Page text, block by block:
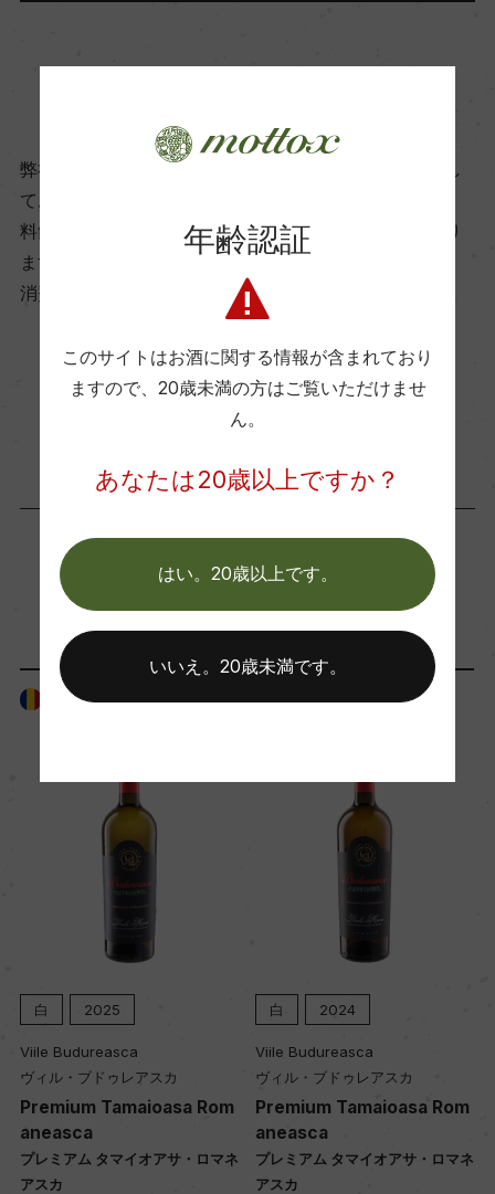
ビオ情報・認証機関
ー
海外ワイン専門誌評価歴
Wine Advocate 獲得点
ー
Wine Spectator 得点
醗酵・熟成
醗酵：オーク樽
熟成：オーク樽熟成6カ月(225L、5000L、フレン
チオーク、アメリカンオーク、新樽比率20%)
年間生産量
弊社は、酒類販売業免許をお持ちの販売店様とお取引し
ております。
料飲店様には帳合酒販店様を通して商品を提供しており
ます。
消費者様には酒販店様の紹介をしております
お取り寄せ可能店一覧はこちら
ルーマニア
白 2025
Viile Budureasca
ヴィル・ブドゥレアスカ
Premium Tamaioasa Rom
aneasca
プレミアム タマイオアサ・ロマネ
アスカ
ルーマニア
白 2024
Viile Budureasca
ヴィル・ブドゥレアスカ
Premium Tamaioasa Rom
aneasca
プレミアム タマイオアサ・ロマネ
アスカ
年齢認証
このサイトはお酒に関する情報が含まれており
ますので、 20歳未満の方はご覧いただけませ
ん。
あなたは20歳以上ですか？
はい。20歳以上です。
いいえ。20歳未満です。